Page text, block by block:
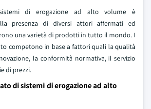
di erogazione ad alto volume è
presenza di diversi attori affermati ed
una varietà di prodotti in tutto il mondo. I
competono in base a fattori quali la qualità
la conformità normativa, il servizio
di prezzi.
di sistemi di erogazione ad alto